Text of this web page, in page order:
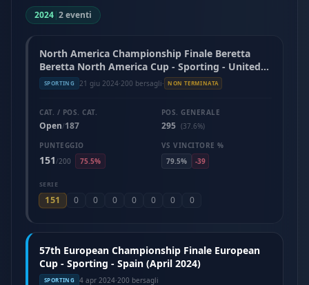
2024|2 eventi
North America Championship Finale Beretta
Beretta North America Cup - Sporting - United
States (June 2024)
SPORTING 21 giu 2024·200 bersagli· NON TERMINATA
CAT. / POS. CAT.
Open/187
POS. GENERALE
295 (37.6%)
PUNTEGGIO
151/200 75.5%
VS VINCITORE %
79.5%
-39
SERIE
151 0 0 0 0 0 0 0
57th European Championship Finale European
Cup - Sporting - Spain (April 2024)
SPORTING 4 apr 2024·200 bersagli